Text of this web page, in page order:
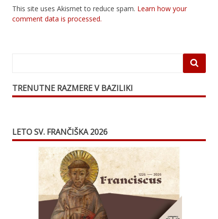
This site uses Akismet to reduce spam. Learn how your
comment data is processed.
TRENUTNE RAZMERE V BAZILIKI
LETO SV. FRANČIŠKA 2026